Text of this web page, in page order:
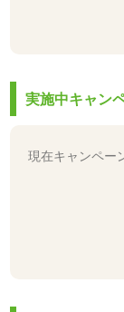
実施中キャン
現在キャンペー